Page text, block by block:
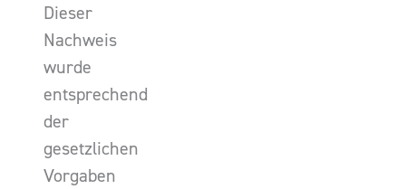
Dieser
Nachweis
wurde
entsprechend
der
gesetzlichen
Vorgaben